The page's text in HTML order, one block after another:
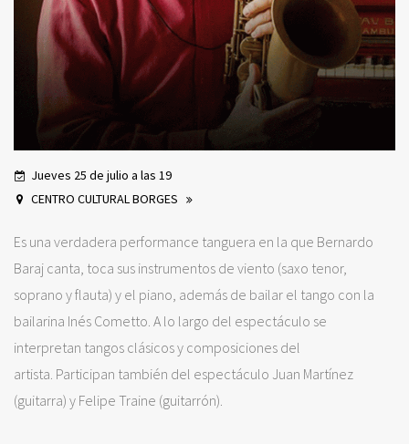
Jueves 25 de julio a las 19
CENTRO CULTURAL BORGES
Es una verdadera performance tanguera en la que Bernardo
Baraj canta, toca sus instrumentos de viento (saxo tenor,
soprano y flauta) y el piano, además de bailar el tango con la
bailarina Inés Cometto. A lo largo del espectáculo se
interpretan tangos clásicos y composiciones del
artista. Participan también del espectáculo Juan Martínez
(guitarra) y Felipe Traine (guitarrón).